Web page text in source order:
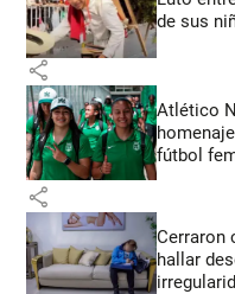
de sus
share
Atlético
fútbol
share
Cerraron
hallar